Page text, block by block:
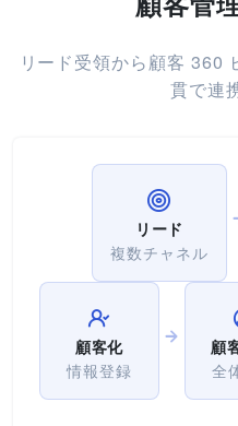
リード受領から顧客 360
貫で連
リード
複数チャネル
顧客化
情報登録
顧
全